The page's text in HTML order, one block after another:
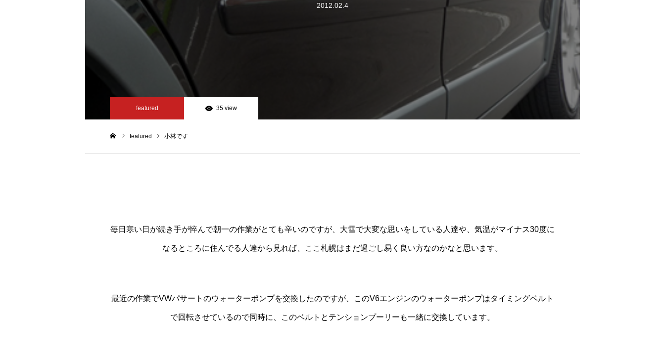
2012.02.4
featured 35 view
featured 小林です
毎日寒い日が続き手が悴んで朝一の作業がとても辛いのですが、大雪で大変な思いをしている人達や、気温がマイナス30度に
なるところに住んでる人達から見れば、ここ札幌はまだ過ごし易く良い方なのかなと思います。
最近の作業でVWパサートのウォーターポンプを交換したのですが、このV6エンジンのウォーターポンプはタイミングベルト
で回転させているので同時に、このベルトとテンションプーリーも一緒に交換しています。